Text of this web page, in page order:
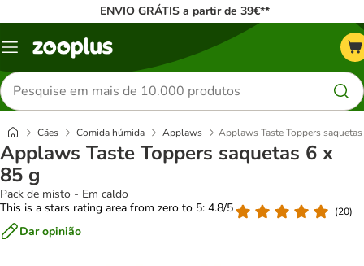
ENVIO GRÁTIS a partir de 39€**
Menu
Pesquisar
produtos
Cães Comida húmida Applaws Applaws Taste Toppers
Applaws Taste Toppers saquetas 6 x
85 g
Pack de misto - Em caldo
This is a stars rating area from zero to 5: 4.8/5
(20)
Dar opinião